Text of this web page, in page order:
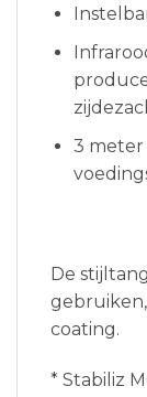
3 meter
De
coating.
* Stabiliz